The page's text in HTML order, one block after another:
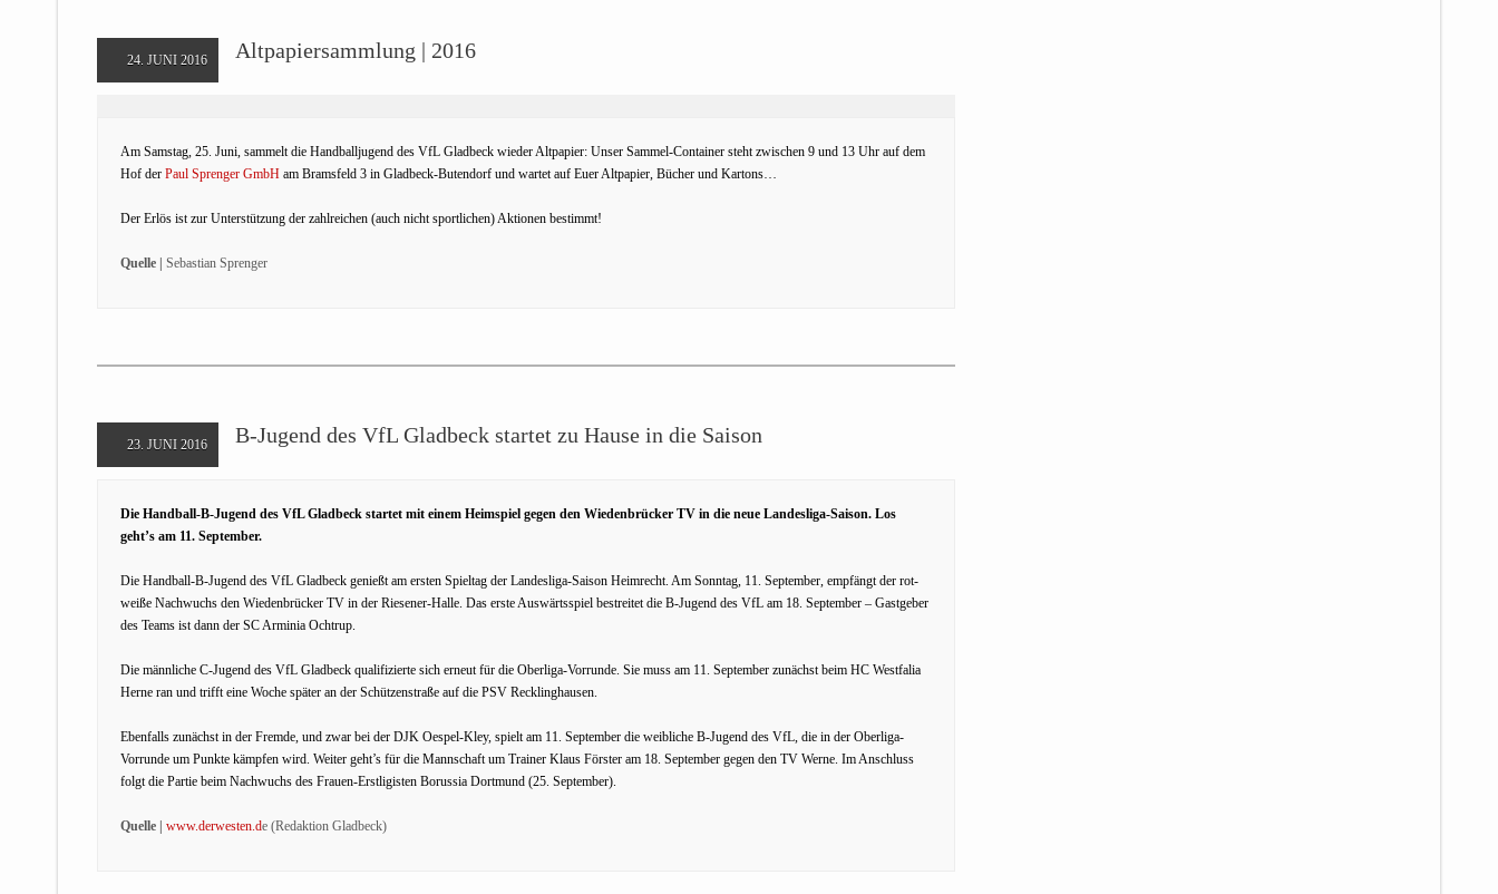
24. JUNI 2016 Altpapiersammlung | 2016
Am Samstag, 25. Juni, sammelt die Handballjugend des VfL Gladbeck wieder Altpapier: Unser Sammel-Container steht zwischen 9 und 13 Uhr auf dem
Hof der Paul Sprenger GmbH am Bramsfeld 3 in Gladbeck-Butendorf und wartet auf Euer Altpapier, Bücher und Kartons…
Der Erlös ist zur Unterstützung der zahlreichen (auch nicht sportlichen) Aktionen bestimmt!
Quelle | Sebastian Sprenger
23. JUNI 2016 B-Jugend des VfL Gladbeck startet zu Hause in die Saison
Die Handball-B-Jugend des VfL Gladbeck startet mit einem Heimspiel gegen den Wiedenbrücker TV in die neue Landesliga-Saison. Los
geht’s am 11. September.
Die Handball-B-Jugend des VfL Gladbeck genießt am ersten Spieltag der Landesliga-Saison Heimrecht. Am Sonntag, 11. September, empfängt der rot-
weiße Nachwuchs den Wiedenbrücker TV in der Riesener-Halle. Das erste Auswärtsspiel bestreitet die B-Jugend des VfL am 18. September – Gastgeber
des Teams ist dann der SC Arminia Ochtrup.
Die männliche C-Jugend des VfL Gladbeck qualifizierte sich erneut für die Oberliga-Vorrunde. Sie muss am 11. September zunächst beim HC Westfalia
Herne ran und trifft eine Woche später an der Schützenstraße auf die PSV Recklinghausen.
Ebenfalls zunächst in der Fremde, und zwar bei der DJK Oespel-Kley, spielt am 11. September die weibliche B-Jugend des VfL, die in der Oberliga-
Vorrunde um Punkte kämpfen wird. Weiter geht’s für die Mannschaft um Trainer Klaus Förster am 18. September gegen den TV Werne. Im Anschluss
folgt die Partie beim Nachwuchs des Frauen-Erstligisten Borussia Dortmund (25. September).
Quelle | www.derwesten.de (Redaktion Gladbeck)